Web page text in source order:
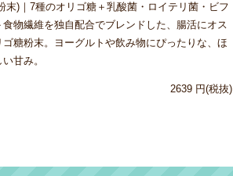
末)｜7種のオリゴ糖＋乳酸菌・ロイテリ菌・ビフ
食物繊維を独自配合でブレンドした、腸活にオス
ゴ糖粉末。ヨーグルトや飲み物にぴったりな、ほ
甘み。
2639 円(税抜)